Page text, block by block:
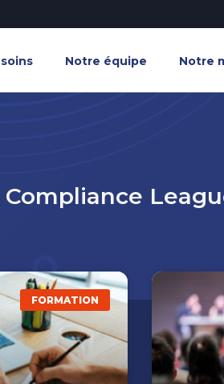
Notre équipe Notre
FORMATION